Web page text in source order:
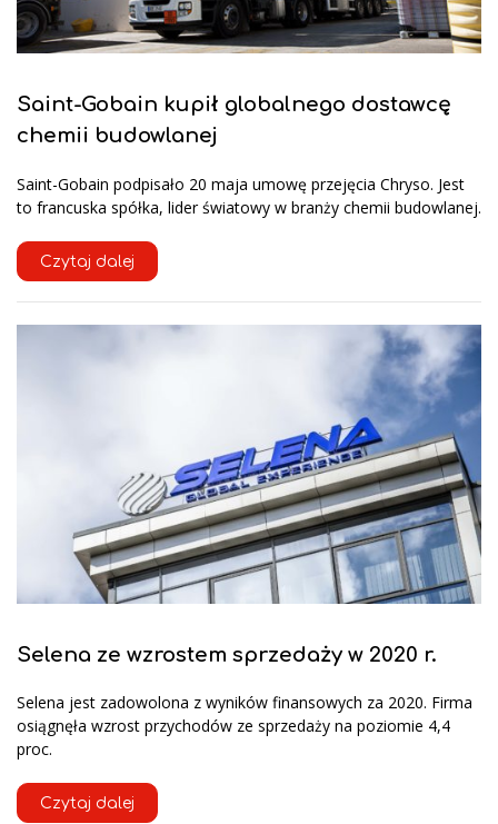
Saint-Gobain kupił globalnego dostawcę
chemii budowlanej
Saint-Gobain podpisało 20 maja umowę przejęcia Chryso. Jest
to francuska spółka, lider światowy w branży chemii budowlanej.
Czytaj dalej
Selena ze wzrostem sprzedaży w 2020 r.
Selena jest zadowolona z wyników finansowych za 2020. Firma
osiągnęła wzrost przychodów ze sprzedaży na poziomie 4,4
proc.
Czytaj dalej